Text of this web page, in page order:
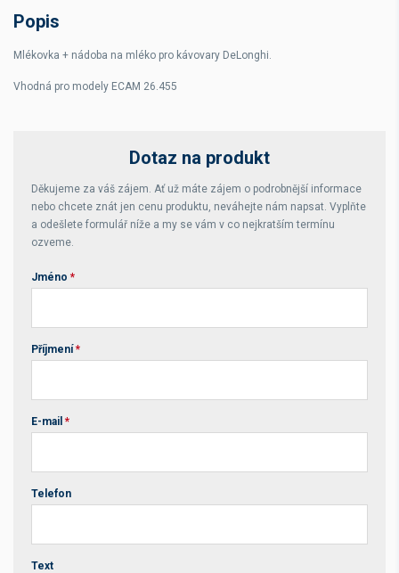
Popis
Mlékovka + nádoba na mléko pro kávovary DeLonghi.
Vhodná pro modely ECAM 26.455
Dotaz na produkt
Děkujeme za váš zájem. Ať už máte zájem o podrobnější informace
nebo chcete znát jen cenu produktu, neváhejte nám napsat. Vyplňte
a odešlete formulář níže a my se vám v co nejkratším termínu
ozveme.
Jméno *
Příjmení *
E-mail *
Telefon
Text